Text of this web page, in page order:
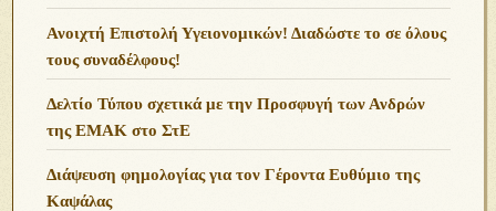
Ανοιχτή Επιστολή Υγειονομικών! Διαδώστε το σε όλους
τους συναδέλφους!
Δελτίο Τύπου σχετικά με την Προσφυγή των Ανδρών
της ΕΜΑΚ στο ΣτΕ
Διάψευση φημολογίας για τον Γέροντα Ευθύμιο της
Καψάλας